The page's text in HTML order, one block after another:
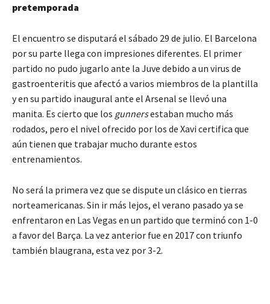
pretemporada
El encuentro se disputará el sábado 29 de julio. El Barcelona
por su parte llega con impresiones diferentes. El primer
partido no pudo jugarlo ante la Juve debido a un virus de
gastroenteritis que afectó a varios miembros de la plantilla
y en su partido inaugural ante el Arsenal se llevó una
manita. Es cierto que los gunnersestaban mucho más
rodados, pero el nivel ofrecido por los de Xavi certifica que
aún tienen que trabajar mucho durante estos
entrenamientos.
No será la primera vez que se dispute un clásico en tierras
norteamericanas. Sin ir más lejos, el verano pasado ya se
enfrentaron en Las Vegas en un partido que terminó con 1-0
a favor del Barça. La vez anterior fue en 2017 con triunfo
también blaugrana, esta vez por 3-2.